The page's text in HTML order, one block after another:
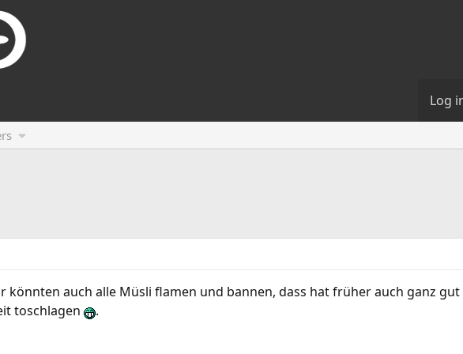
Log
könnten auch alle Müsli flamen und bannen, dass hat früher auch ganz
toschlagen
.